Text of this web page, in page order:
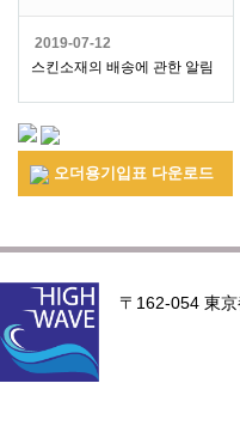
2019-07-12
스킨소재의 배송에 관한 알림
오더용기입표 다운로드
〒162-054 東